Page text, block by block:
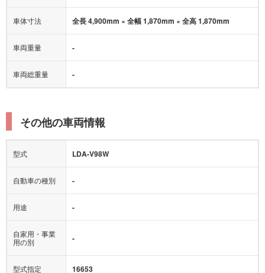
車体寸法 全長 4,900mm × 全幅 1,870mm × 全高 1,870mm
車両重量 -
車両総重量 -
その他の車両情報
型式 LDA-V98W
自動車の種別 -
用途 -
自家用・事業
用の別
-
型式指定 16653